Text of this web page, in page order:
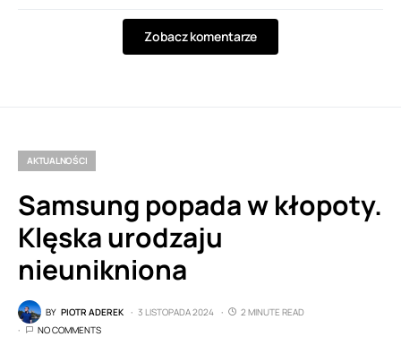
Zobacz komentarze
AKTUALNOŚCI
Samsung popada w kłopoty.
Klęska urodzaju
nieunikniona
BY PIOTR ADEREK 3 LISTOPADA 2024
2 MINUTE READ
NO COMMENTS